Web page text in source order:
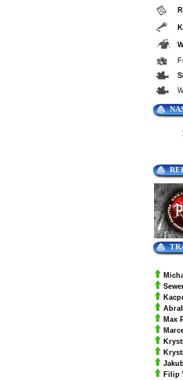
Max
Filip